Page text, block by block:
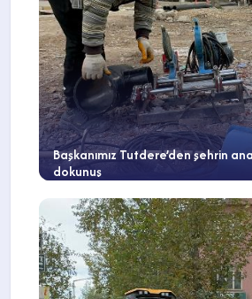
Başkanımız Tutdere’den şehrin
dokunuş